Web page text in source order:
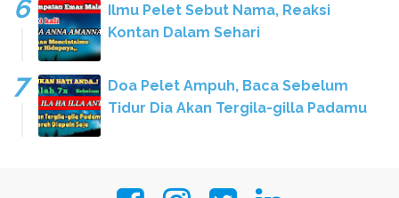
Ilmu Pelet Sebut Nama, Reaksi
Kontan Dalam Sehari
Doa Pelet Ampuh, Baca Sebelum
Tidur Dia Akan Tergila-gilla Padamu